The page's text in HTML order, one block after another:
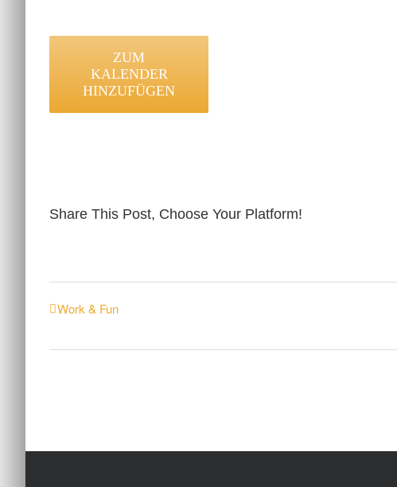
ZUM
KALENDER
HINZUFÜGEN
Share This Post, Choose Your Platform!
Work & Fun